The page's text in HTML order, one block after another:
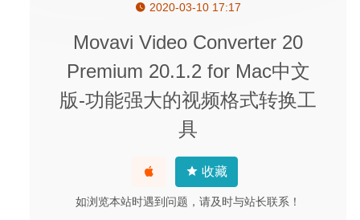
2020-03-10 17:17
Movavi Video Converter 20
Premium 20.1.2 for Mac中文
版-功能强大的视频格式转换工
具
收藏
如浏览本站时遇到问题，请及时与站长联系！
PowerPhotos 1.7.10 for Mac- 专业的照片管理工具
Screen Recorder by Omi 1.3.25 中文版 – 强大易用的录屏
2026-02-04
Termius 5.9.2 – 跨平台优秀的SSH连接客户端 2020-04-17
CCleaner Professional Edition for Mac 1.18.30 – 超级强大
2020-10-07
iText 1.6.6 for Mac中文版-OCR图片文字识别工具